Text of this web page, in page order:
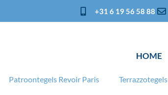
+31 6 19 56 58 88
HOME
Patroontegels Revoir Paris Terrazzotegels